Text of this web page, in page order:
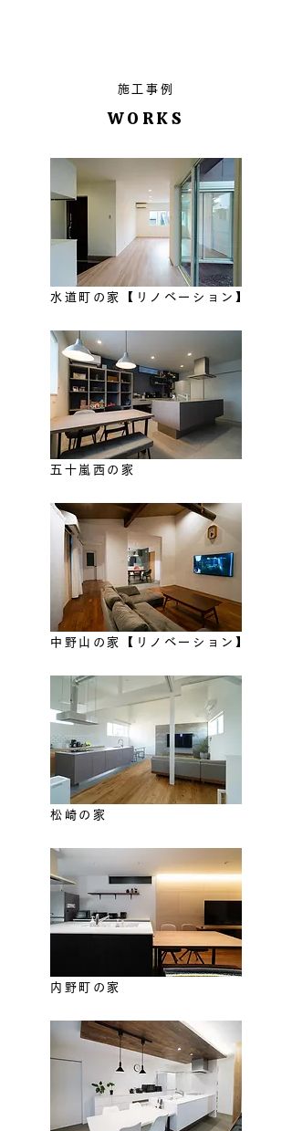
施工事例
WORKS
水道町の家【リノベーション】
五十嵐西の家
中野山の家【リノベーション】
松崎の家​
内野町の家​